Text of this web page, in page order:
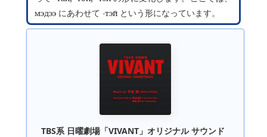
мэдээ にあわせて-тэй という形になっています。
TBS系 日曜劇場「VIVANT」オリジナル サウンド